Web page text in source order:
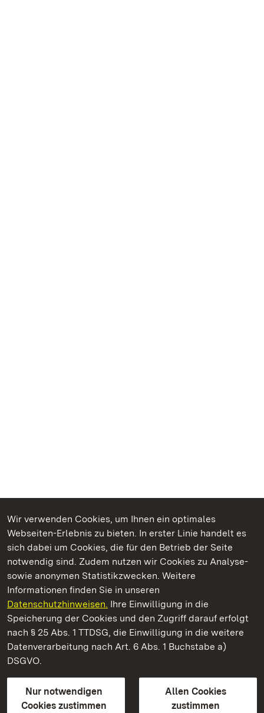
Wir verwenden Cookies, um Ihnen ein optimales
Webseiten-Erlebnis zu bieten. In erster Linie handelt es
sich dabei um Cookies, die für den Betrieb der Seite
notwendig sind. Zudem nutzen wir Cookies zu Analyse-
sowie anonymen Statistikzwecken. Weitere
Informationen finden Sie in unseren
Datenschutzhinweisen. Ihre Einwilligung in die
Speicherung der Cookies und den Zugriff darauf erfolgt
nach § 25 Abs. 1 TTDSG, die Einwilligung in die weitere
Datenverarbeitung nach Art. 6 Abs. 1 Buchstabe a)
DSGVO.
Nur notwendigen
Cookies zustimmen
Allen Cookies
zustimmen
Kommen. Staunen. Genießen.
Kloster Maulbronn
Staatliche Schlösser und Gärten Baden-Württemberg
Kontakt
GebärdenspracheLeichte Sprache
Erklärung zur Barrierefreiheit
BITV-konform (geprüfte Seiten)